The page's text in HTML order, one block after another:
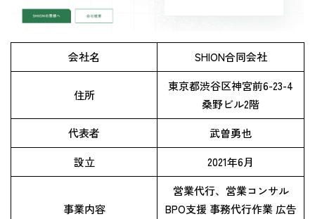
会社名 SHION合同会社
住所
東京都渋谷区神宮前6-23-4
桑野ビル2階
代表者
武曽勇也
設立
2021年6月
事業内容
営業代行、営業コンサル
BPO支援 事務代行作業 広告